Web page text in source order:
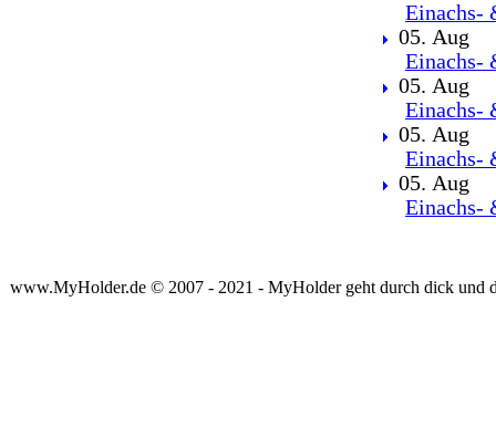
Einachs-
05. Aug
Einachs-
05. Aug
Einachs-
05. Aug
Einachs-
05. Aug
Einachs-
www.MyHolder.de © 2007 - 2021 - MyHolder geht durch dick und